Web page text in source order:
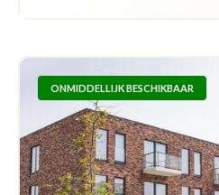
ONMIDDELLIJK BESCHIKBAAR